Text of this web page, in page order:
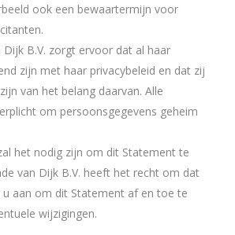
ook een bewaartermijn voor
B.V. zorgt ervoor dat al haar
zijn met haar privacybeleid en dat zij
van het belang daarvan. Alle
om persoonsgegevens geheim
het nodig zijn om dit Statement te
van Dijk B.V. heeft het recht om dat
u aan om dit Statement af en toe te
wijzigingen.